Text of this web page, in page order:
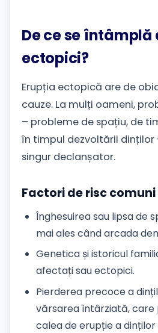
De ce se întâmplă
ectopici?
Erupția ectopică are de
cauze. La mulți oameni,
– probleme de spațiu, de
în timpul dezvoltării dinților
singur declanșator.
Factori de risc comuni
Înghesuirea sau lipsa de
mai ales când arcada
Genetica și istoricul
afectați sau ectopici.
Pierderea precoce a
vărsarea întârziată,
calea de erupție a